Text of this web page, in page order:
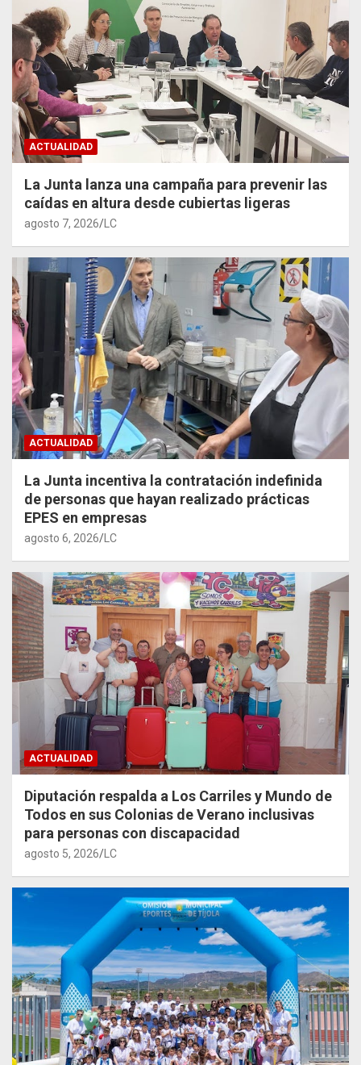
ACTUALIDAD
La Junta lanza una campaña para prevenir las
caídas en altura desde cubiertas ligeras
agosto 7, 2026 LC
ACTUALIDAD
La Junta incentiva la contratación indefinida
de personas que hayan realizado prácticas
EPES en empresas
agosto 6, 2026 LC
ACTUALIDAD
Diputación respalda a Los Carriles y Mundo de
Todos en sus Colonias de Verano inclusivas
para personas con discapacidad
agosto 5, 2026 LC